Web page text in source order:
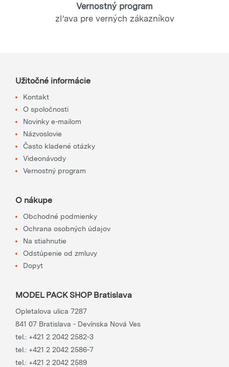
Vernostný program
zľava pre verných zákazníkov
Užitočné informácie
Kontakt
O spoločnosti
Novinky e-mailom
Názvoslovie
Často kladené otázky
Videonávody
Vernostný program
O nákupe
Obchodné podmienky
Ochrana osobných údajov
Na stiahnutie
Odstúpenie od zmluvy
Dopyt
MODEL PACK SHOP Bratislava
Opletalova ulica 7287
841 07 Bratislava - Devínska Nová Ves
tel.: +421 2 2042 2582-3
tel.: +421 2 2042 2586-7
tel.: +421 2 2042 2589